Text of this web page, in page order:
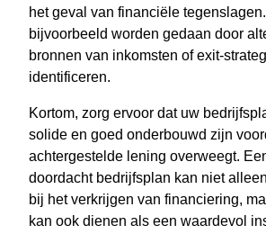
het geval van financiële
bijvoorbeeld worden gedaan door
bronnen van inkomsten of exit-
identificeren.
Kortom, zorg ervoor dat uw
solide en goed onderbouwd zijn
achtergestelde lening overweegt.
doordacht bedrijfsplan kan niet
bij het verkrijgen van financiering,
kan ook dienen als een waardevol